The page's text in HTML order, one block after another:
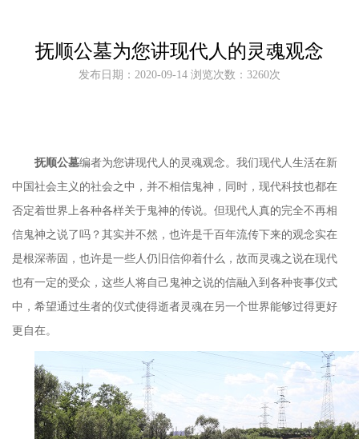
抚顺公墓为您讲现代人的灵魂观念
发布日期：2020-09-14 浏览次数：3260次
抚顺公墓编者为您讲现代人的灵魂观念。我们现代人生活在新
中国社会主义的社会之中，并不相信鬼神，同时，现代科技也都在
否定着世界上各种各样关于鬼神的传说。但现代人真的完全不再相
信鬼神之说了吗？其实并不然，也许是千百年流传下来的观念实在
是根深蒂固，也许是一些人仍旧信仰着什么，故而灵魂之说在现代
也有一定的受众，这些人将自己鬼神之说的信融入到各种丧事仪式
中，希望通过生者的仪式使得逝者灵魂在另一个世界能够过得更好
更自在。